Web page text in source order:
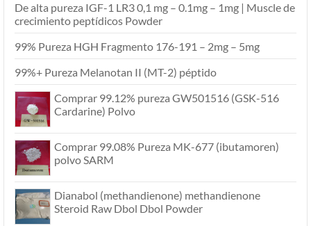
De alta pureza IGF-1 LR3 0,1 mg – 0.1mg – 1mg | Muscle de
crecimiento peptídicos Powder
99% Pureza HGH Fragmento 176-191 – 2mg – 5mg
99%+ Pureza Melanotan II (MT-2) péptido
Comprar 99.12% pureza GW501516 (GSK-516
Cardarine) Polvo
Comprar 99.08% Pureza MK-677 (ibutamoren)
polvo SARM
Dianabol (methandienone) methandienone
Steroid Raw Dbol Dbol Powder